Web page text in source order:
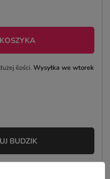
ilości Wysyłka we wtorek
BUDZIK